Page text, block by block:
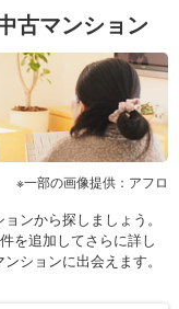
古マンション
一部の画像提供：アフロ
ンから探しましょう。
を追加してさらに詳し
ションに出会えます。